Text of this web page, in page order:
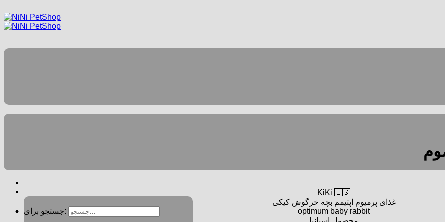
جستجو برای:
KiKi 🇪🇸
غذای پرمیوم اپتیمم بچه‌ خرگوش کیکی
optimum baby rabbit
محصول اسپانیا